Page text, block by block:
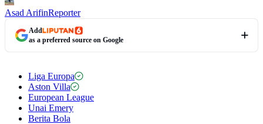
Asad ArifinReporter
Add
as a preferred source on Google
Liga Europa
Aston Villa
European League
Unai Emery
Berita Bola